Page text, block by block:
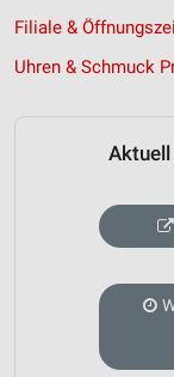
Filiale &
Uhren & Schmuck
Aktuell